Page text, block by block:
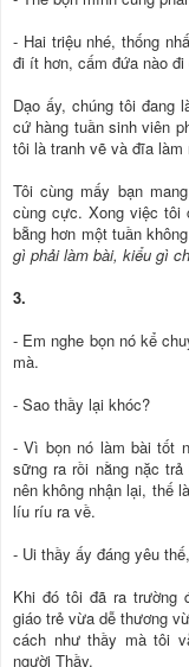
- Hai triệu nhé, thống
đi ít hơn, cấm đứa nào
Dạo ấy, chúng tôi đang
cứ hàng tuần sinh viên
tôi là tranh vẽ và đĩa làm
Tôi cùng mấy bạn
cùng cực. Xong việc tôi
bẵng hơn một tuần
gì phải làm bài, kiểu gì
3.
- Em nghe bọn nó kể
mà.
- Sao thầy lại khóc?
- Vì bọn nó làm bài tốt
sững ra rồi nằng nặc
nên không nhận lại, thế
líu ríu ra về.
- Ui thầy ấy đáng yêu
Khi đó tôi đã ra trường
giáo trẻ vừa dễ thương
cách như thầy mà tôi
người Thầy.